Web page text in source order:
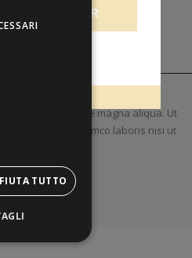
ut labore et dolore magna aliqua. Ut
exercitation ullamco laboris nisi ut
NEWSLETTER
TUTTO